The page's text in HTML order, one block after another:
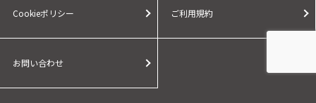
Cookieポリシー ご利用規約
お問い合わせ